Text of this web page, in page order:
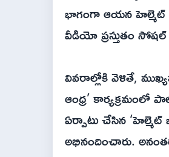
భాగంగా ఆయన హెల్మెట్
వీడియో ప్రస్తుతం
వివరాల్లోకి వెళితే,
ఆంధ్ర’ కార్యక్రమంలో
ఏర్పాటు చేసిన ‘హెల్మెట్
అభినందించారు.